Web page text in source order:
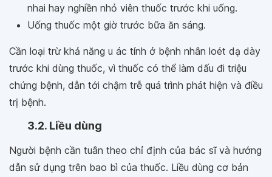
nhai hay nghiền nhỏ viên thuốc trước khi uống.
Uống thuốc một giờ trước bữa ăn sáng.
Cần loại trừ khả năng u ác tính ở bệnh nhân loét dạ dày
trước khi dùng thuốc, vì thuốc có thể làm dấu đi triệu
chứng bệnh, dẫn tới chậm trễ quá trình phát hiện và điều
trị bệnh.
3.2. Liều dùng
Người bệnh cần tuân theo chỉ định của bác sĩ và hướng
dẫn sử dụng trên bao bì của thuốc. Liều dùng cơ bản